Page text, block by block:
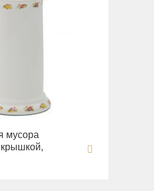
мусора